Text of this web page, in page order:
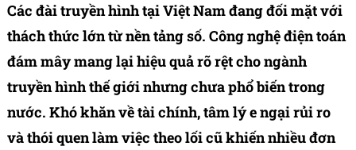
Các đài truyền hình tại Việt Nam đang đối mặt với
thách thức lớn từ nền tảng số. Công nghệ điện toán
đám mây mang lại hiệu quả rõ rệt cho ngành
truyền hình thế giới nhưng chưa phổ biến trong
nước. Khó khăn về tài chính, tâm lý e ngại rủi ro
và thói quen làm việc theo lối cũ khiến nhiều đơn